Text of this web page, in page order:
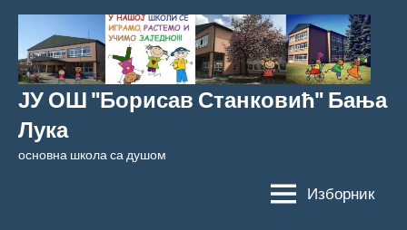
Скочи
садржај
ЈУ ОШ "Борисав Станковић" Бања
Лука
основна школа са душом
Изборник